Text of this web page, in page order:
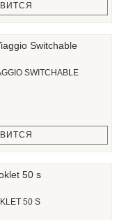
SWITCHABLE
50 S